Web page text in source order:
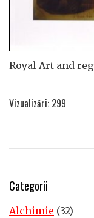
Royal Art and
Vizualizări: 299
Categorii
Alchimie (32)